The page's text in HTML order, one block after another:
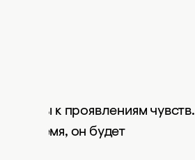
к проявлениям чувств.
время, он будет